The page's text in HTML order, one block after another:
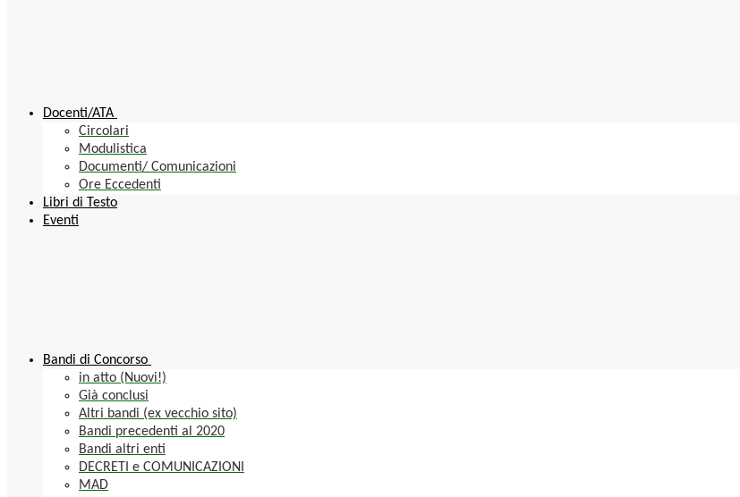
Docenti/ATA
Circolari
Modulistica
Documenti/ Comunicazioni
Ore Eccedenti
Libri di Testo
Eventi
Bandi di Concorso
in atto (Nuovi!)
Già conclusi
Altri bandi (ex vecchio sito)
Bandi precedenti al 2020
Bandi altri enti
DECRETI e COMUNICAZIONI
MAD